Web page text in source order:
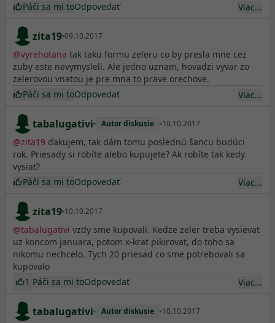
Páči sa mi toOdpovedať Viac...
zita19 09.10.2017
@vyrehotana tak taku formu zeleru co by presla mne cez
zuby este nevymysleli. Ale jedno uznam, hovadzi vyvar zo
zelerovou vnatou je pre mna to prave orechove.
Páči sa mi toOdpovedať Viac...
tabalugativi Autor diskusie 10.10.2017
@zita19 ďakujem, tak dám tomu poslednú šancu budúci
rok. Priesady si robíte alebo kupujete? Ak robíte tak kedy
vysiať?
Páči sa mi toOdpovedať Viac...
zita19 10.10.2017
@tabalugativi vzdy sme kupovali. Kedze zeler treba vysievat
uz koncom januara, potom x-krat pikirovat, do toho sa
nikomu nechcelo. Tych 20 priesad co sme potrebovali sa
kupovalo
1 Páči sa mi toOdpovedať Viac...
tabalugativi Autor diskusie 10.10.2017